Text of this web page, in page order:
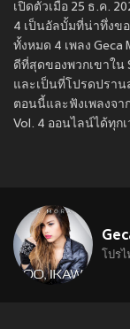
เปิดตัวเมื่อ 25 ธ.ค.
4 เป็นอัลบั้มที่น่าทึ่งขอ
ทั้งหมด 4 เพลง Geca
ดีที่สุดของพวกเขาใน
และเป็นที่โปรดปรา
ตอนนี้และฟังเพลงจา
Vol. 4 ออนไลน์ได้ทุกเ
โปร